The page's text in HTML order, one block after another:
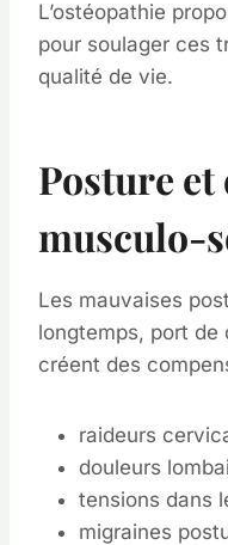
L’ostéopathie
pour soulager ces
qualité de vie.
Posture
musculo-
Les mauvaises
longtemps, port de
créent des
raideurs
douleurs
tensions dans
migraines